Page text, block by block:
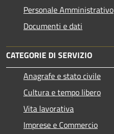
Personale Amministrativo
Documenti e dati
CATEGORIE DI SERVIZIO
Anagrafe e stato civile
Cultura e tempo libero
Vita lavorativa
Imprese e Commercio